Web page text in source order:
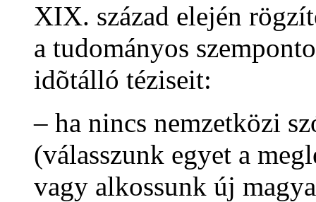
XIX. század elején
a tudományos
idõtálló téziseit:
– ha nincs nemzetközi
(válasszunk egyet a
vagy alkossunk új